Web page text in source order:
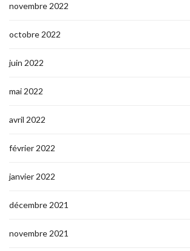
novembre 2022
octobre 2022
juin 2022
mai 2022
avril 2022
février 2022
janvier 2022
décembre 2021
novembre 2021